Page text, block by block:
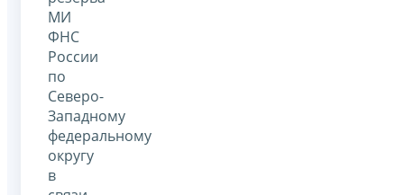
МИ
ФНС
России
по
Северо-
Западному
федеральному
округу
в